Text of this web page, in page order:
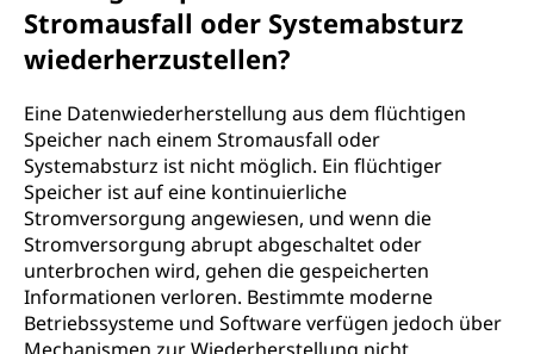
Stromausfall oder Systemabsturz
wiederherzustellen?
Eine Datenwiederherstellung aus dem flüchtigen
Speicher nach einem Stromausfall oder
Systemabsturz ist nicht möglich. Ein flüchtiger
Speicher ist auf eine kontinuierliche
Stromversorgung angewiesen, und wenn die
Stromversorgung abrupt abgeschaltet oder
unterbrochen wird, gehen die gespeicherten
Informationen verloren. Bestimmte moderne
Betriebssysteme und Software verfügen jedoch über